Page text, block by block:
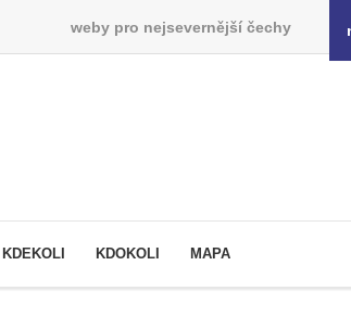
weby pro nejsevernější čechy
KDOKOLI MAPA